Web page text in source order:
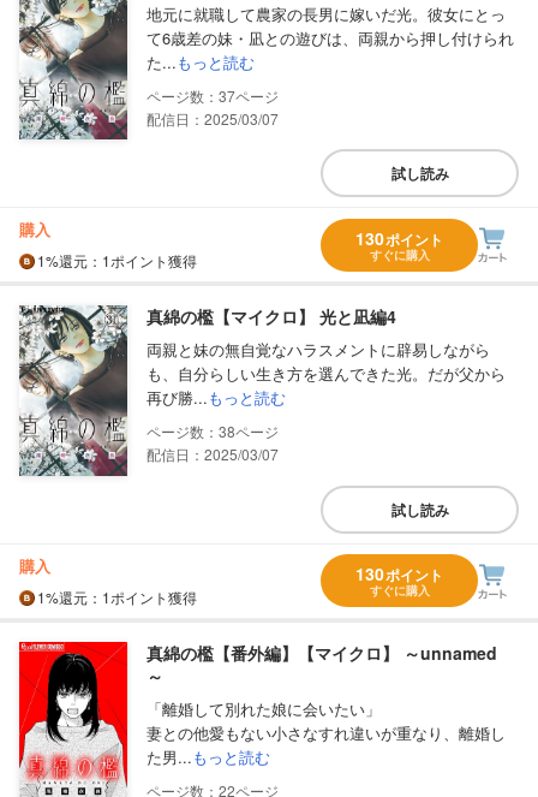
地元に就職して農家の長男に嫁いだ光。彼女にとっ
て6歳差の妹・凪との遊びは、両親から押し付けられ
た...もっと読む
37
配信日：2025/03/07
試し読み
購入
1%還元 ：1ポイント獲得
130ポイント
すぐに購入
真綿の檻【マイクロ】 光と凪編4
両親と妹の無自覚なハラスメントに辟易しながら
も、自分らしい生き方を選んできた光。だが父から
再び勝...もっと読む
38
配信日：2025/03/07
試し読み
購入
1%還元 ：1ポイント獲得
130ポイント
すぐに購入
真綿の檻【番外編】【マイクロ】 ～unnamed
～
「離婚して別れた娘に会いたい」
妻との他愛もない小さなすれ違いが重なり、離婚し
た男...もっと読む
22